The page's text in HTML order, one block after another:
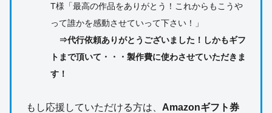
T様「最高の作品をありがとう！これからもこうや
って誰かを感動させていって下さい！」
⇒代行依頼ありがとうございました！しかもギフ
トまで頂いて・・・製作費に使わさせていただきま
す！
もし応援していただける方は、 Amazonギフト券